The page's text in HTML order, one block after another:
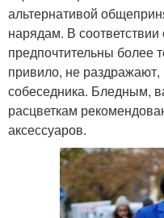
альтернативой
нарядам. В
предпочтительны более
привило, не
собеседника. Бледным,
расцветкам
аксессуаров.